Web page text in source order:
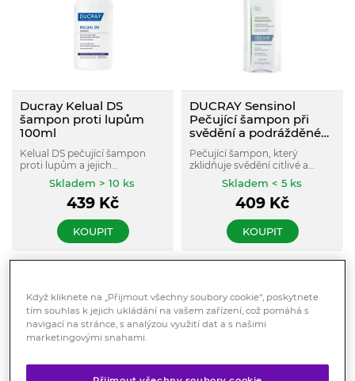
Ducray Kelual DS
šampon proti lupům
100ml
Kelual DS pečující šampon
proti lupům a jejich
opakovanému návratu je
určený pro péči o závažné a
recidivující formy lupů se
vlasovou pokožkou a vlasovou
pokožkou trpící seboroickou
použití zklidňuj
Skladem > 10 ks
439 Kč
KOUPIT
DUCRAY Sensinol
Pečující šampon při
svědění a podrážděné
vlasové pokožce 200ml
Pečující šampon, který
zklidňuje svědění citlivé a
podrážděné pokožky hlavy a
zamezuje jeho opětovnému
Skladem < 5 ks
409 Kč
KOUPIT
Když kliknete na „Přijmout všechny soubory cookie“, poskytnete
tím souhlas k jejich ukládání na vašem zařízení, což pomáhá s
navigací na stránce, s analýzou využití dat a s našimi
marketingovými snahami.